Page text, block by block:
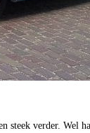
steek verder. Wel